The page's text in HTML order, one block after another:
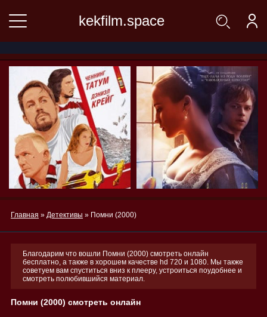
kekfilm.space
Главная » Детективы » Помни (2000)
Благодарим что вошли Помни (2000) смотреть онлайн
бесплатно, а также в хорошем качестве hd 720 и 1080. Мы также
советуем вам спуститься вниз к плееру, устроиться поудобнее и
смотреть полюбившийся материал.
Помни (2000) смотреть онлайн